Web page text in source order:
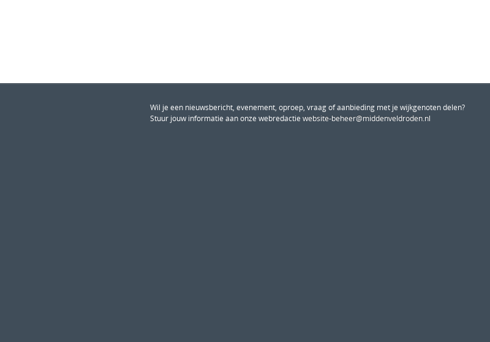
Wil je een nieuwsbericht, evenement, oproep, vraag of aanbieding met je wijkgenoten delen?
Stuur jouw informatie aan onze webredactiewebsite-beheer@middenveldroden.nl